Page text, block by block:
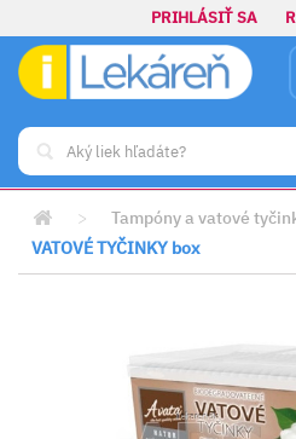
PRIHLÁSIŤ SA
> Tampóny a vatové
VATOVÉ TYČINKY box